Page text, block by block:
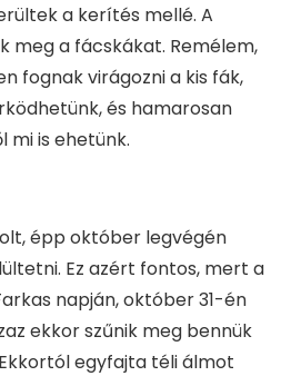
a kerítés mellé. A
meg a fácskákat. Remélem,
fognak virágozni a kis fák,
és hamarosan
mi is ehetünk.
épp október legvégén
Ez azért fontos, mert a
napján, október 31-én
ekkor szűnik meg bennük
egyfajta téli álmot